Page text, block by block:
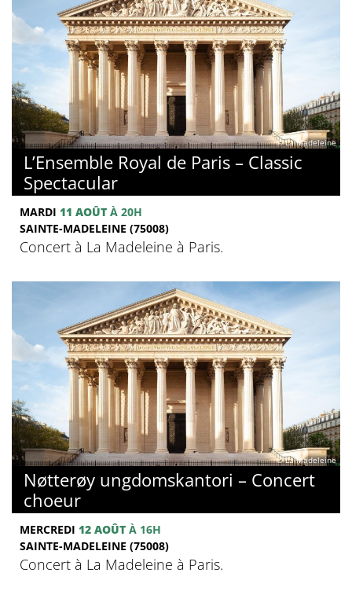
© La Madeleine
L’Ensemble Royal de Paris – Classic
Spectacular
MARDI 11 AOÛT À 20H
SAINTE-MADELEINE (75008)
Concert à La Madeleine à Paris.
© La Madeleine
Nøtterøy ungdomskantori – Concert
choeur
MERCREDI 12 AOÛT À 16H
SAINTE-MADELEINE (75008)
Concert à La Madeleine à Paris.